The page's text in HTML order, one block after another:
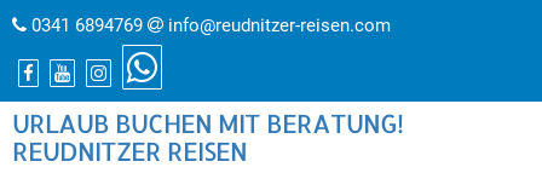
0341 6894769 info@reudnitzer-reisen.com
URLAUB BUCHEN MIT BERATUNG!
REUDNITZER REISEN